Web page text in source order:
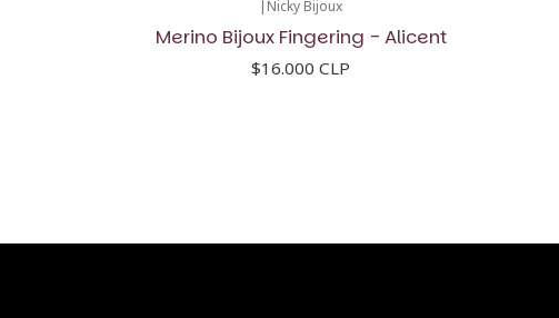
| Nicky Bijoux
Merino Bijoux Fingering - Alicent
$16.000 CLP